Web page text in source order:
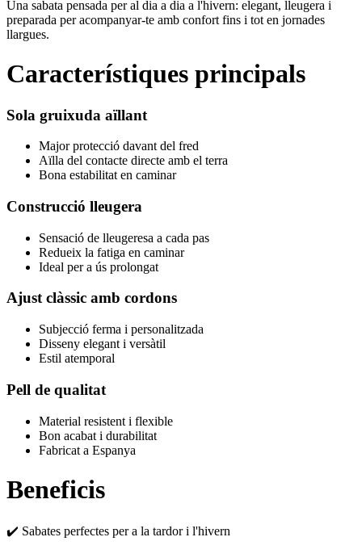
Una sabata pensada per al dia a dia a l'hivern: elegant, lleugera i
preparada per acompanyar-te amb confort fins i tot en jornades
llargues.
Característiques principals
Sola gruixuda aïllant
Major protecció davant del fred
Aïlla del contacte directe amb el terra
Bona estabilitat en caminar
Construcció lleugera
Sensació de lleugeresa a cada pas
Redueix la fatiga en caminar
Ideal per a ús prolongat
Ajust clàssic amb cordons
Subjecció ferma i personalitzada
Disseny elegant i versàtil
Estil atemporal
Pell de qualitat
Material resistent i flexible
Bon acabat i durabilitat
Fabricat a Espanya
Beneficis
✔️ Sabates perfectes per a la tardor i l'hivern